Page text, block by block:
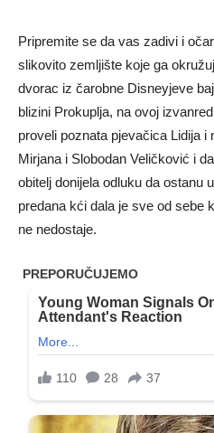
Pripremite se da vas zadivi i
slikovito zemljište koje ga
dvorac iz čarobne Disneyjeve
blizini Prokuplja, na ovoj
proveli poznata pjevačica Lidija i
Mirjana i Slobodan Veličković i
obitelj donijela odluku da ostanu
predana kći dala je sve od sebe
ne nedostaje.